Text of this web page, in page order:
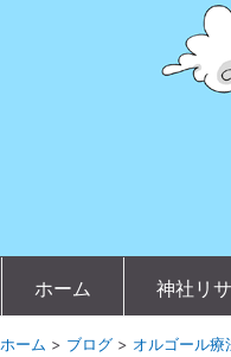
ホーム 神社リ
ホーム > ブログ > オルゴール療